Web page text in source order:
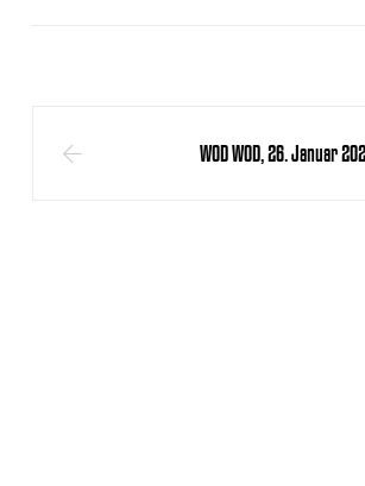
WOD WOD, 26. Januar